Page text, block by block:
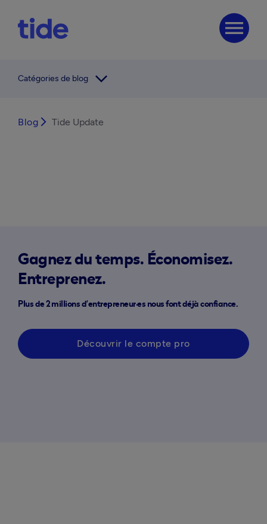
menu
Catégories de blog arrow_forward_ios
Blog arrow_forward_ios Tide Update
Gagnez du temps. Économisez.
Entreprenez.
Plus de 2 millions d’entrepreneur·es nous font déjà confiance.
Découvrir le compte pro